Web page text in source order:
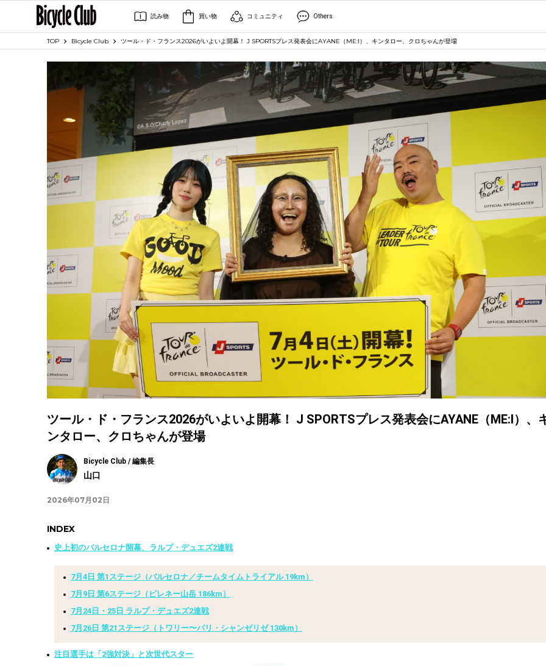
読み物 買い物 コミュニティ Others
TOP Bicycle Club ツール・ド・フランス2026がいよいよ開幕！ J SPORTSプレス発表会にAYANE（ME:I）、キンタロー、クロちゃんが登場
ツール・ド・フランス2026がいよいよ開幕！ J SPORTSプレス発表会にAYANE（ME:I）、
ンタロー、クロちゃんが登場
Bicycle Club / 編集長
山口
2026年07月02日
INDEX
史上初のバルセロナ開幕、ラルプ・デュエズ2連戦
7月4日 第1ステージ（バルセロナ／チームタイムトライアル 19km）
7月9日 第6ステージ（ピレネー山岳 186km）
7月24日・25日 ラルプ・デュエズ2連戦
7月26日 第21ステージ（トワリー〜パリ・シャンゼリゼ 130km）
注目選手は「2強対決」と次世代スター